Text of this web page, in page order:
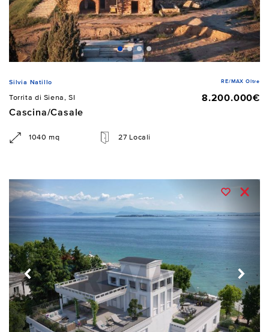
Silvia Natillo RE/MAX Oltre
Torrita di Siena, SI
8.200.000€
Cascina/Casale
1040 mq 27 Locali